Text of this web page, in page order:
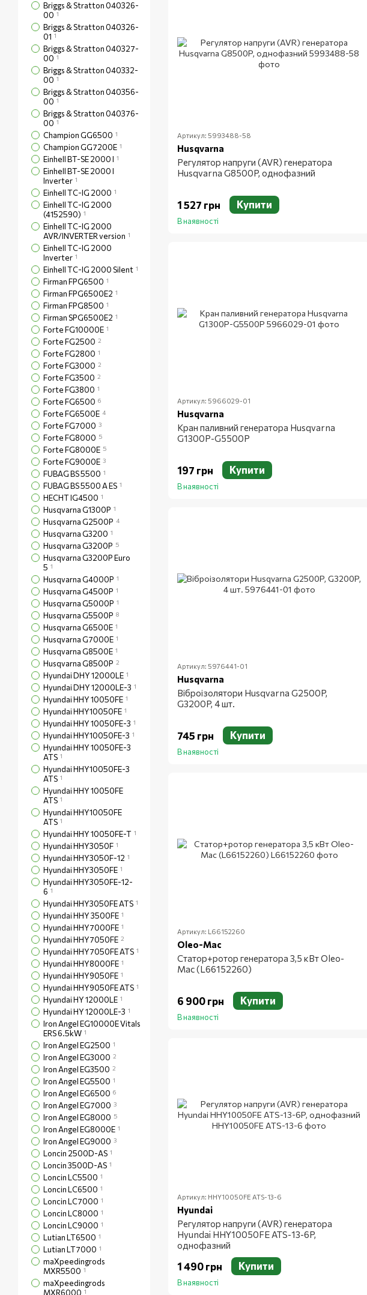
Артикул: 5993488-58
Husqvarna
Регулятор напруги (AVR) генератора
Husqvarna G8500P, однофазний
1 527 грн Купити
В наявності
Артикул: 5966029-01
Husqvarna
Кран паливний генератора Husqvarna
G1300P-G5500P
197 грн Купити
В наявності
Артикул: 5976441-01
Husqvarna
Віброізолятори Husqvarna G2500P,
G3200P, 4 шт.
745 грн Купити
В наявності
Артикул: L66152260
Oleo-Mac
Статор+ротор генератора 3,5 кВт Oleo-
Mac (L66152260)
6 900 грн Купити
В наявності
Артикул: HHY10050FE ATS-13-6
Hyundai
Регулятор напруги (AVR) генератора
Hyundai HHY10050FE ATS-13-6P,
однофазний
1 490 грн Купити
В наявності
Briggs & Stratton 040326-
00 1
Briggs & Stratton 040326-
01 1
Briggs & Stratton 040327-
00 1
Briggs & Stratton 040332-
00 1
Briggs & Stratton 040356-
00 1
Briggs & Stratton 040376-
00 1
Champion GG6500 1
Champion GG7200E 1
Einhell BT-SE 2000 I 1
Einhell BT-SE 2000 I
Inverter 1
Einhell TC-IG 2000 1
Einhell TC-IG 2000
(4152590) 1
Einhell TC-IG 2000
AVR/INVERTER version 1
Einhell TC-IG 2000
Inverter 1
Einhell TC-IG 2000 Silent 1
Firman FPG6500 1
Firman FPG6500E2 1
Firman FPG8500 1
Firman SPG6500E2 1
Forte FG10000E 1
Forte FG2500 2
Forte FG2800 1
Forte FG3000 2
Forte FG3500 2
Forte FG3800 1
Forte FG6500 6
Forte FG6500E 4
Forte FG7000 3
Forte FG8000 5
Forte FG8000E 5
Forte FG9000E 3
FUBAG BS 5500 1
FUBAG BS 5500 A ES 1
HECHT IG4500 1
Husqvarna G1300P 1
Husqvarna G2500P 4
Husqvarna G3200 1
Husqvarna G3200P 5
Husqvarna G3200P Euro
5 1
Husqvarna G4000P 1
Husqvarna G4500P 1
Husqvarna G5000P 1
Husqvarna G5500P 8
Husqvarna G6500E 1
Husqvarna G7000E 1
Husqvarna G8500E 1
Husqvarna G8500P 2
Hyundai DHY 12000LE 1
Hyundai DHY 12000LE-3 1
Hyundai HHY 10050FE 1
Hyundai HHY10050FE 1
Hyundai HHY 10050FE-3 1
Hyundai HHY10050FE-3 1
Hyundai HHY 10050FE-3
ATS 1
Hyundai HHY10050FE-3
ATS 1
Hyundai HHY 10050FE
ATS 1
Hyundai HHY10050FE
ATS 1
Hyundai HHY 10050FE-T 1
Hyundai HHY3050F 1
Hyundai HHY3050F-12 1
Hyundai HHY3050FE 1
Hyundai HHY3050FE-12-
6 1
Hyundai HHY3050FE ATS 1
Hyundai HHY 3500FE 1
Hyundai HHY7000FE 1
Hyundai HHY7050FE 2
Hyundai HHY7050FE ATS 1
Hyundai HHY8000FE 1
Hyundai HHY9050FE 1
Hyundai HHY9050FE ATS 1
Hyundai HY 12000LE 1
Hyundai HY 12000LE-3 1
Iron Angel EG10000E Vitals
ERS 6.5kW 1
Iron Angel EG2500 1
Iron Angel EG3000 2
Iron Angel EG3500 2
Iron Angel EG5500 1
Iron Angel EG6500 6
Iron Angel EG7000 3
Iron Angel EG8000 5
Iron Angel EG8000E 1
Iron Angel EG9000 3
Loncin 2500D-AS 1
Loncin 3500D-AS 1
Loncin LC5500 1
Loncin LC6500 1
Loncin LC7000 1
Loncin LC8000 1
Loncin LC9000 1
Lutian LT6500 1
Lutian LT7000 1
maXpeedingrods
MXR5500 1
maXpeedingrods
MXR6000 1